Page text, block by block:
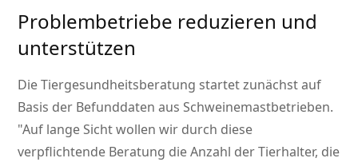
Problembetriebe reduzieren und
unterstützen
Die Tiergesundheitsberatung startet zunächst auf
Basis der Befunddaten aus Schweinemastbetrieben.
Auf lange Sicht wollen wir durch diese
verpflichtende Beratung die Anzahl der Tierhalter, die